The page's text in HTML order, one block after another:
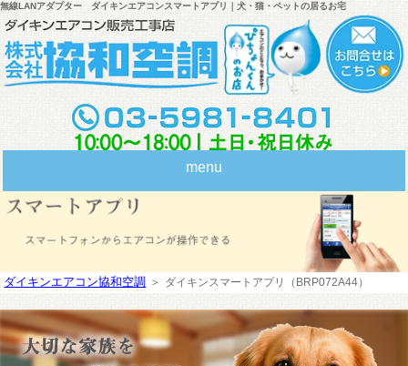
無線LANアダプター ダイキンエアコンスマートアプリ｜犬・猫・ペットの居るお宅
menu
ダイキンエアコン協和空調 ＞ ダイキンスマートアプリ（BRP072A44）